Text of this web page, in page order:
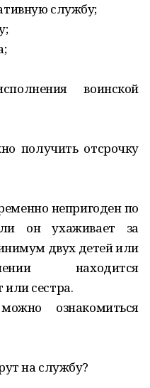
службу;
воинской
получить отсрочку
непригоден по
он ухаживает за
двух детей или
находится
сестра.
ознакомиться
на службу?